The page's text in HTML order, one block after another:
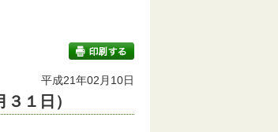
印刷する
平成21年02月10日
１日）